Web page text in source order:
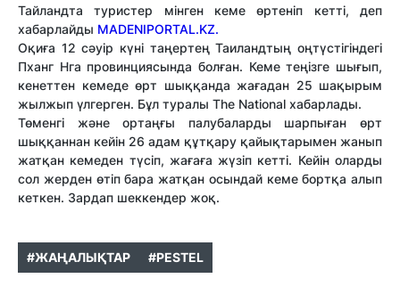
Тайландта туристер мінген кеме өртеніп кетті, деп
хабарлайды MADENIPORTAL.KZ.
Оқиға 12 сәуір күні таңертең Таиландтың оңтүстігіндегі
Пханг Нга провинциясында болған. Кеме теңізге шығып,
кенеттен кемеде өрт шыққанда жағадан 25 шақырым
жылжып үлгерген. Бұл туралы The National хабарлады.
Төменгі және ортаңғы палубаларды шарпыған өрт
шыққаннан кейін 26 адам құтқару қайықтарымен жанып
жатқан кемеден түсіп, жағаға жүзіп кетті. Кейін оларды
сол жерден өтіп бара жатқан осындай кеме бортқа алып
кеткен. Зардап шеккендер жоқ.
#ЖАҢАЛЫҚТАР #PESTEL